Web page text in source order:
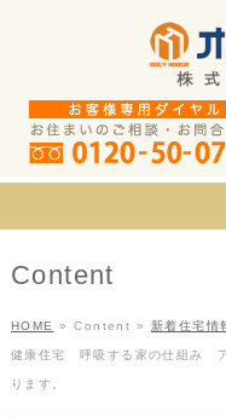
Content
HOME » Content » 新着住宅情
健康住宅 呼吸する家の仕組み ア
ります。